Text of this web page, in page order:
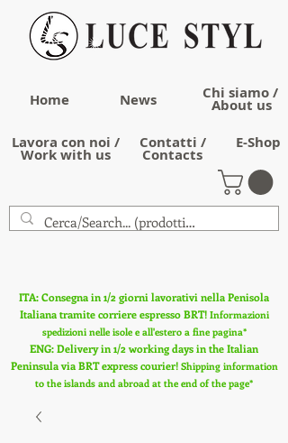
Home News Chi siamo /
About us
Lavora con noi /
Work with us
Contatti /
Contacts
E-Shop
ITA: Consegna in 1/2 giorni lavorativi nella Penisola
Italiana tramite corriere espresso BRT! Informazioni
spedizioni nelle isole e all'estero a fine pagina*
ENG: Delivery in 1/2 working days in the Italian
Peninsula via BRT express courier! Shipping information
to the islands and abroad at the end of the page*